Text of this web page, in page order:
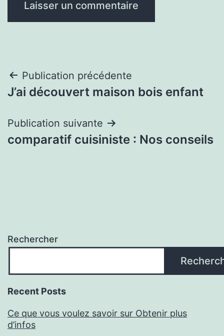
Navigation
de
l’article
Publication précédente
J’ai découvert maison bois enfant
Publication suivante
comparatif cuisiniste : Nos conseils
Rechercher
Recent Posts
Ce que vous voulez savoir sur Obtenir plus
d’infos